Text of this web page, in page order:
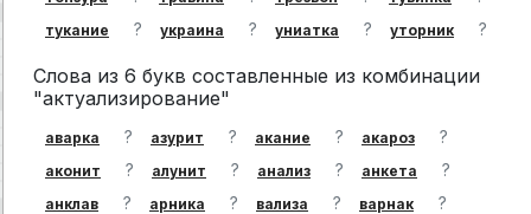
тукание ? украина ? униатка ? уторник ?
Слова из 6 букв составленные из комбинации
"актуализирование"
аварка ? азурит ? акание ? акароз ?
аконит ? алунит ? анализ ? анкета ?
анклав ? арника ? вализа ? варнак ?